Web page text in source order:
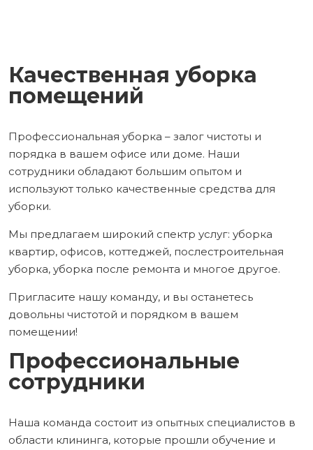
Качественная уборка
помещений
Профессиональная уборка – залог чистоты и
порядка в вашем офисе или доме. Наши
сотрудники обладают большим опытом и
используют только качественные средства для
уборки.
Мы предлагаем широкий спектр услуг: уборка
квартир, офисов, коттеджей, послестроительная
уборка, уборка после ремонта и многое другое.
Пригласите нашу команду, и вы останетесь
довольны чистотой и порядком в вашем
помещении!
Профессиональные
сотрудники
Наша команда состоит из опытных специалистов в
области клининга, которые прошли обучение и